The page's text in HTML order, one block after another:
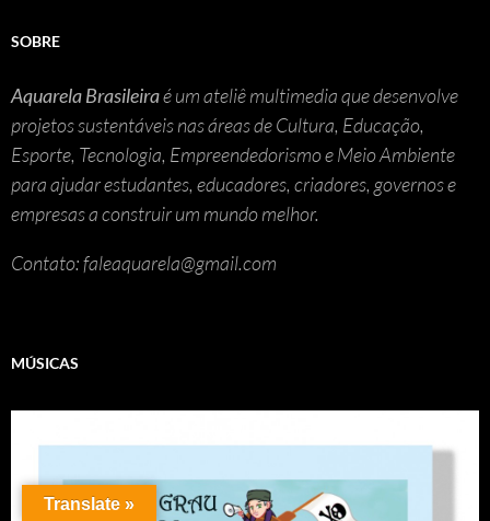
SOBRE
Aquarela Brasileiraé um ateliê multimedia que desenvolve
projetos sustentáveis nas áreas de Cultura, Educação,
Esporte, Tecnologia, Empreendedorismo e Meio Ambiente
para ajudar estudantes, educadores, criadores, governos e
empresas a construir um mundo melhor.
Contato: faleaquarela@gmail.com
MÚSICAS
Translate »